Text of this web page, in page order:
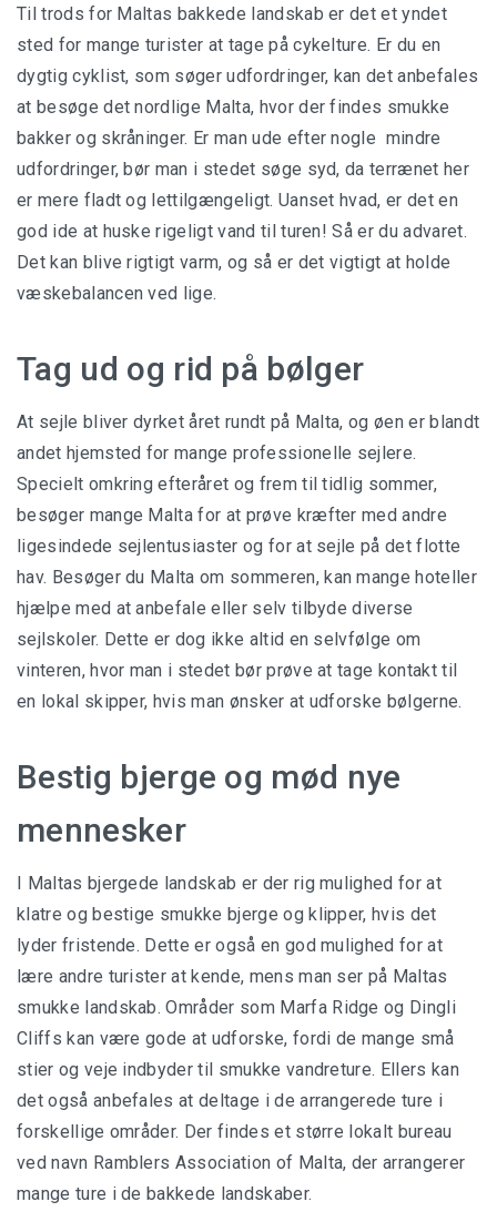
Til trods for Maltas bakkede landskab er det et yndet
sted for mange turister at tage på cykelture. Er du en
dygtig cyklist, som søger udfordringer, kan det anbefales
at besøge det nordlige Malta, hvor der findes smukke
bakker og skråninger. Er man ude efter nogle mindre
udfordringer, bør man i stedet søge syd, da terrænet her
er mere fladt og lettilgængeligt. Uanset hvad, er det en
god ide at huske rigeligt vand til turen! Så er du advaret.
Det kan blive rigtigt varm, og så er det vigtigt at holde
væskebalancen ved lige.
Tag ud og rid på bølger
At sejle bliver dyrket året rundt på Malta, og øen er blandt
andet hjemsted for mange professionelle sejlere.
Specielt omkring efteråret og frem til tidlig sommer,
besøger mange Malta for at prøve kræfter med andre
ligesindede sejlentusiaster og for at sejle på det flotte
hav. Besøger du Malta om sommeren, kan mange hoteller
hjælpe med at anbefale eller selv tilbyde diverse
sejlskoler. Dette er dog ikke altid en selvfølge om
vinteren, hvor man i stedet bør prøve at tage kontakt til
en lokal skipper, hvis man ønsker at udforske bølgerne.
Bestig bjerge og mød nye
mennesker
I Maltas bjergede landskab er der rig mulighed for at
klatre og bestige smukke bjerge og klipper, hvis det
lyder fristende. Dette er også en god mulighed for at
lære andre turister at kende, mens man ser på Maltas
smukke landskab. Områder som Marfa Ridge og Dingli
Cliffs kan være gode at udforske, fordi de mange små
stier og veje indbyder til smukke vandreture. Ellers kan
det også anbefales at deltage i de arrangerede ture i
forskellige områder. Der findes et større lokalt bureau
ved navn Ramblers Association of Malta, der arrangerer
mange ture i de bakkede landskaber.